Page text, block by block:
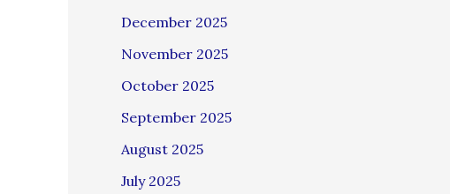
December 2025
November 2025
October 2025
September 2025
August 2025
July 2025